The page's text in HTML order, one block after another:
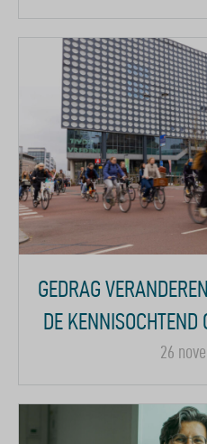
GEDRAG
DE KENNISOCHTEND
26